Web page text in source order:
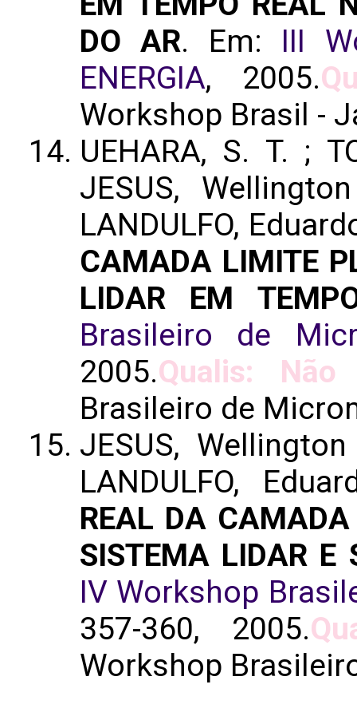
DO AR. Em: III
ENERGIA, 2005.
Workshop Brasil -
UEHARA, S. T. ;
JESUS,
LANDULFO,
CAMADA LIMITE
LIDAR EM
Brasileiro de
2005.Qualis: Não
Brasileiro de
JESUS,
LANDULFO,
REAL DA
SISTEMA LIDAR E
IV Workshop
357-360, 2005.
Workshop